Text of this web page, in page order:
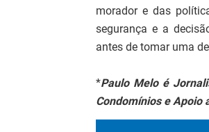
morador e das
segurança e a
antes de tomar uma
*Paulo Melo é
Condomínios e Apoio